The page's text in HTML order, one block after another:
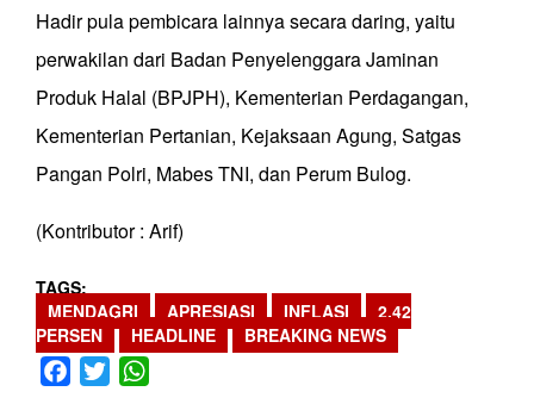
Hadir pula pembicara lainnya secara daring, yaitu
perwakilan dari Badan Penyelenggara Jaminan
Produk Halal (BPJPH), Kementerian Perdagangan,
Kementerian Pertanian, Kejaksaan Agung, Satgas
Pangan Polri, Mabes TNI, dan Perum Bulog.
(Kontributor : Arif)
TAGS
MENDAGRI
APRESIASI INFLASI
2.42
PERSEN
HEADLINE BREAKING NEWS
Facebook
Twitter